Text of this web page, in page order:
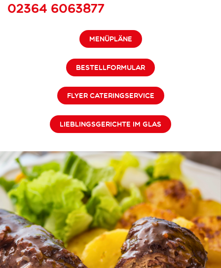
02364 6063877
MENÜPLÄNE
BESTELLFORMULAR
FLYER CATERINGSERVICE
LIEBLINGSGERICHTE IM GLAS